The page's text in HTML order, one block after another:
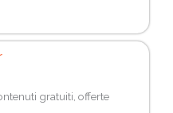
gratuiti, offerte